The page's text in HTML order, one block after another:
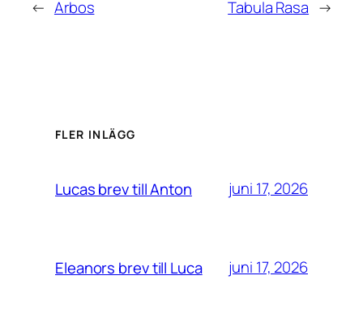
← Arbos Tabula Rasa →
FLER INLÄGG
Lucas brev till Anton juni 17, 2026
Eleanors brev till Luca juni 17, 2026